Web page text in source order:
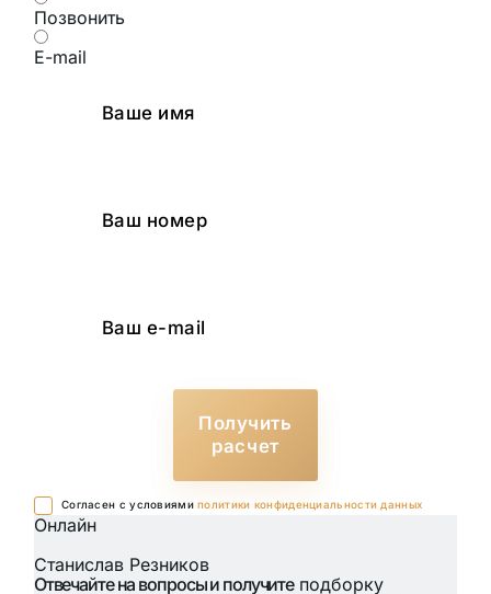
Позвонить
E-mail
Получить
расчет
Cогласен с условиямиполитики конфиденциальности данных
Онлайн
Станислав Резников
Отвечайте на вопросы и получитеподборку